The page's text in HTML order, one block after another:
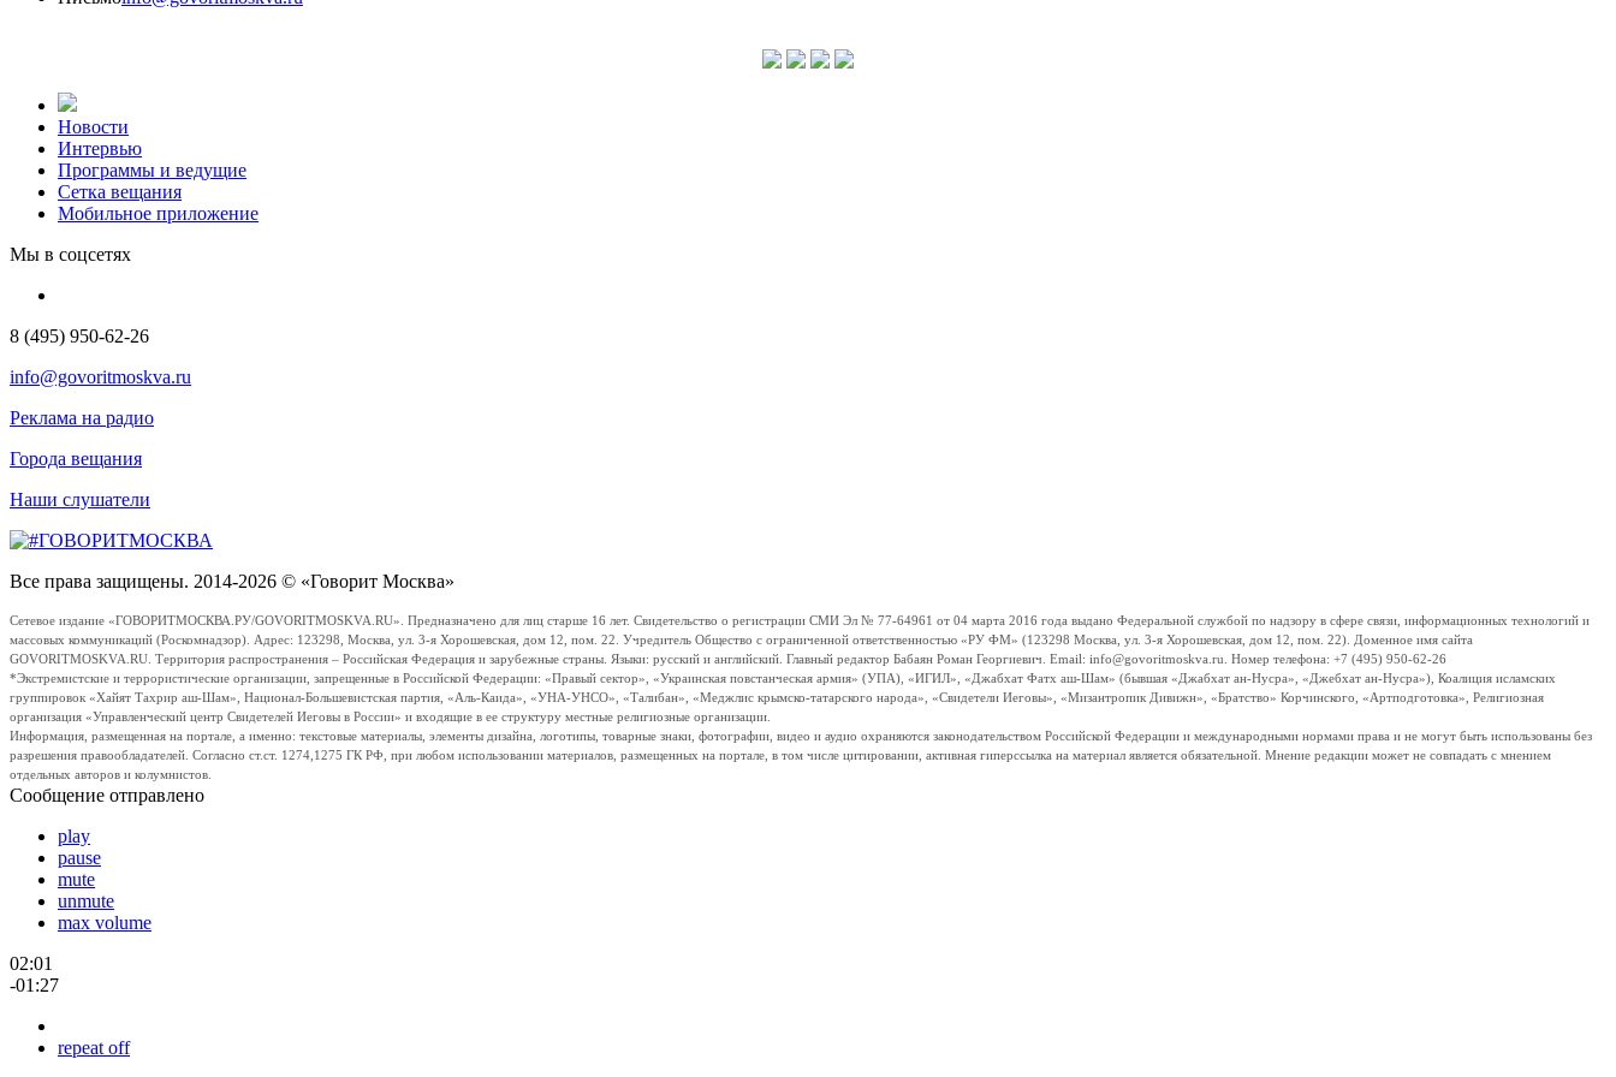
Новости
Интервью
Программы и ведущие
Сетка вещания
Мобильное приложение
Мы в соцсетях
8 (495) 950-62-26
info@govoritmoskva.ru
Реклама на радио
Города вещания
Наши слушатели
Все права защищены. 2014-2026 © «Говорит Москва»
Сетевое издание «ГОВОРИТМОСКВА.РУ/GOVORITMOSKVA.RU». Предназначено для лиц старше 16 лет. Свидетельство о регистрации СМИ Эл № 77-64961 от 04 марта 2016 года выдано Федеральной службой по надзору в сфере связи, информационных технологий и
массовых коммуникаций (Роскомнадзор). Адрес: 123298, Москва, ул. 3-я Хорошевская, дом 12, пом. 22. Учредитель Общество с ограниченной ответственностью «РУ ФМ» (123298 Москва, ул. 3-я Хорошевская, дом 12, пом. 22). Доменное имя сайта
GOVORITMOSKVA.RU. Территория распространения – Российская Федерация и зарубежные страны. Языки: русский и английский. Главный редактор Бабаян Роман Георгиевич. Email: info@govoritmoskva.ru. Номер телефона: +7 (495) 950-62-26
*Экстремистские и террористические организации, запрещенные в Российской Федерации: «Правый сектор», «Украинская повстанческая армия» (УПА), «ИГИЛ», «Джабхат Фатх аш-Шам» (бывшая «Джабхат ан-Нусра», «Джебхат ан-Нусра»), Коалиция исламских
группировок «Хайят Тахрир аш-Шам», Национал-Большевистская партия, «Аль-Каида», «УНА-УНСО», «Талибан», «Меджлис крымско-татарского народа», «Свидетели Иеговы», «Мизантропик Дивижн», «Братство» Корчинского, «Артподготовка», Религиозная
организация «Управленческий центр Свидетелей Иеговы в России» и входящие в ее структуру местные религиозные организации.
Информация, размещенная на портале, а именно: текстовые материалы, элементы дизайна, логотипы, товарные знаки, фотографии, видео и аудио охраняются законодательством Российской Федерации и международными нормами права и не могут быть использованы без
разрешения правообладателей. Согласно ст.ст. 1274,1275 ГК РФ, при любом использовании материалов, размещенных на портале, в том числе цитировании, активная гиперссылка на материал является обязательной. Мнение редакции может не совпадать с мнением
отдельных авторов и колумнистов.
Сообщение отправлено
play
pause
mute
unmute
max volume
02:01
-01:27
repeat off